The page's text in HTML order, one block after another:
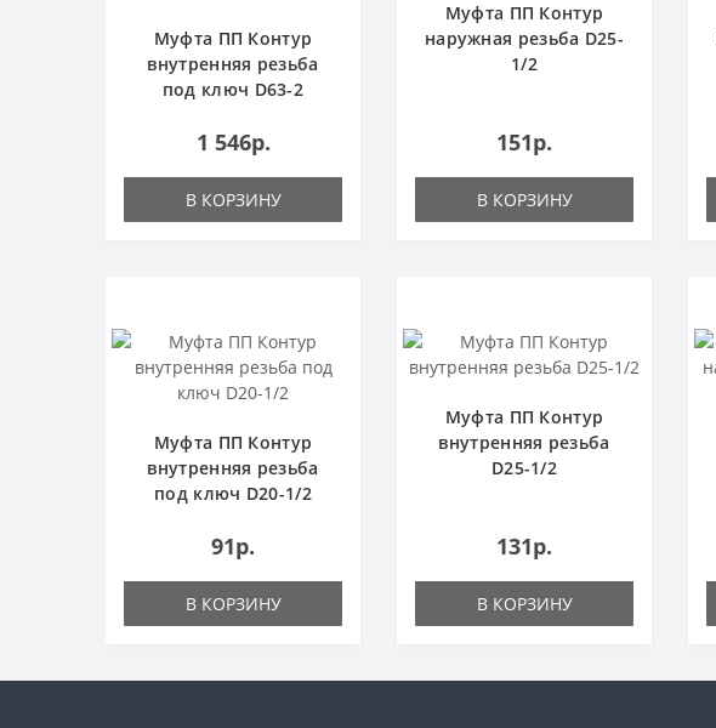
Муфта ПП Контур
внутренняя резьба
под ключ D63-2
1 546р.
В КОРЗИНУ
Муфта ПП Контур
наружная резьба D25-
1/2
151р.
В КОРЗИНУ
Муфта ПП Контур
внутренняя резьба
под ключ D20-1/2
91р.
В КОРЗИНУ
Муфта ПП Контур
внутренняя резьба
D25-1/2
131р.
В КОРЗИНУ